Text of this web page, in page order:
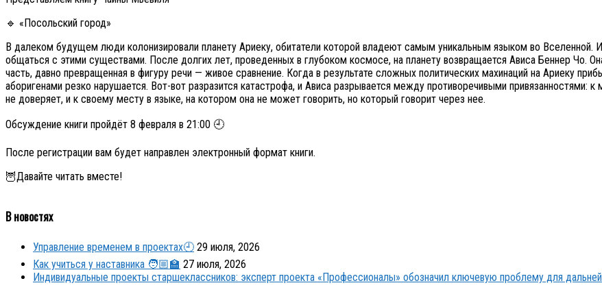
🔹 «Посольский город»
В далеком будущем люди колонизировали планету Ариеку, обитатели которой владеют самым уникальным языком во
общаться с этими существами. После долгих лет, проведенных в глубоком космосе, на планету возвращается Ависа Беннер Чо.
часть, давно превращенная в фигуру речи — живое сравнение. Когда в результате сложных политических махинаций на Ариеку
аборигенами резко нарушается. Вот-вот разразится катастрофа, и Ависа разрывается между противоречивыми
не доверяет, и к своему месту в языке, на котором она не может говорить, но который говорит через нее.
Обсуждение книги пройдёт 8 февраля в 21:00 🕘
После регистрации вам будет направлен электронный формат книги.
🦉Давайте читать вместе!
В новостях
Управление временем в проектах🕘 29 июля, 2026
Как учиться у наставника 🧑🏼‍🏫 27 июля, 2026
Индивидуальные проекты старшеклассников: эксперт проекта «Профессионалы» обозначил ключевую проблему для